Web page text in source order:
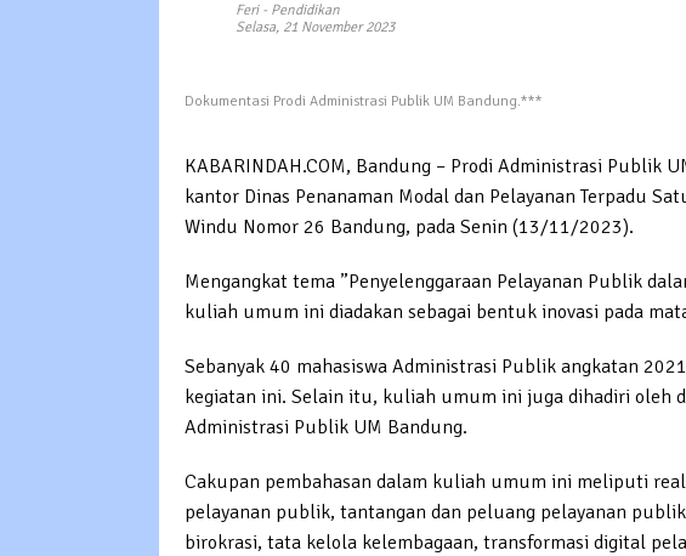
Feri- Pendidikan
Selasa, 21 November 2023
Dokumentasi Prodi Administrasi Publik UM Bandung.***
KABARINDAH.COM, Bandung – Prodi Administrasi Publik
kantor Dinas Penanaman Modal dan Pelayanan Terpadu
Windu Nomor 26 Bandung, pada Senin (13/11/2023).
Mengangkat tema ”Penyelenggaraan Pelayanan Publik
kuliah umum ini diadakan sebagai bentuk inovasi pada
Sebanyak 40 mahasiswa Administrasi Publik angkatan
kegiatan ini. Selain itu, kuliah umum ini juga dihadiri oleh
Administrasi Publik UM Bandung.
Cakupan pembahasan dalam kuliah umum ini meliputi
pelayanan publik, tantangan dan peluang pelayanan
birokrasi, tata kelola kelembagaan, transformasi digital